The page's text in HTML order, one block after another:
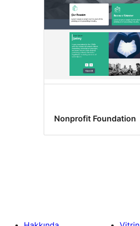
Nonprofit Foundation